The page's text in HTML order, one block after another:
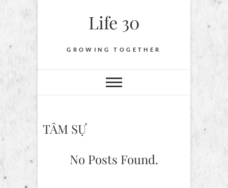
Life 30
GROWING TOGETHER
TÂM SỰ
No Posts Found.